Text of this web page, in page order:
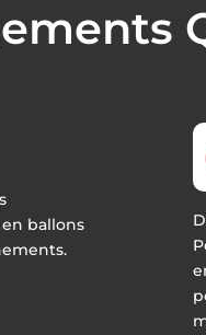
ballons